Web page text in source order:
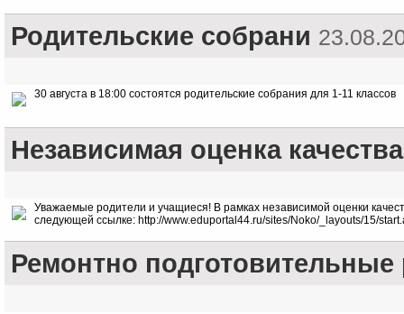
Родительские собрани
30 августа в 18:00 состоятся родительские собрания для 1-11 классов
Независимая оценка
Уважаемые родители и учащиеся! В рамках независимой оценки
следующей ссылке: http://www.eduportal44.ru/sites/Noko/_layouts/15/
Ремонтно